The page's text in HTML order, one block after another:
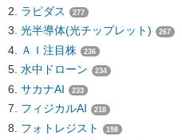
ラピダス 277
光半導体(光チップレット) 267
ＡＩ注目株 236
水中ドローン 234
サカナAI 233
フィジカルAI 218
フォトレジスト 198